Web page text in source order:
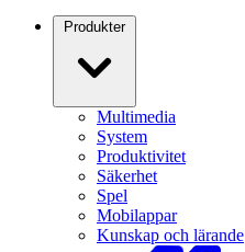
Produkter
Multimedia
System
Produktivitet
Säkerhet
Spel
Mobilappar
Kunskap och lärande